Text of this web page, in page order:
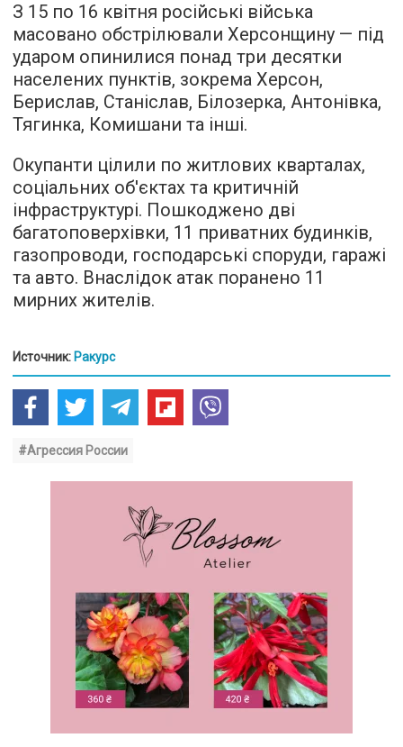
З 15 по 16 квітня російські війська
масовано обстрілювали Херсонщину — під
ударом опинилися понад три десятки
населених пунктів, зокрема Херсон,
Берислав, Станіслав, Білозерка, Антонівка,
Тягинка, Комишани та інші.
Окупанти цілили по житлових кварталах,
соціальних об'єктах та критичній
інфраструктурі. Пошкоджено дві
багатоповерхівки, 11 приватних будинків,
газопроводи, господарські споруди, гаражі
та авто. Внаслідок атак поранено 11
мирних жителів.
Источник: Ракурс
#Агрессия России